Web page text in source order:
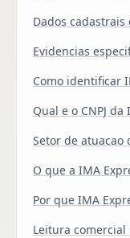
Dados cadastrais
Evidencias
Como identificar
Qual e o CNPJ da
Setor de atuacao
O que a IMA
Por que IMA
Leitura comercial